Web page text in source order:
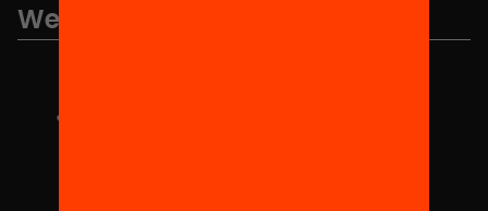
We are part of...